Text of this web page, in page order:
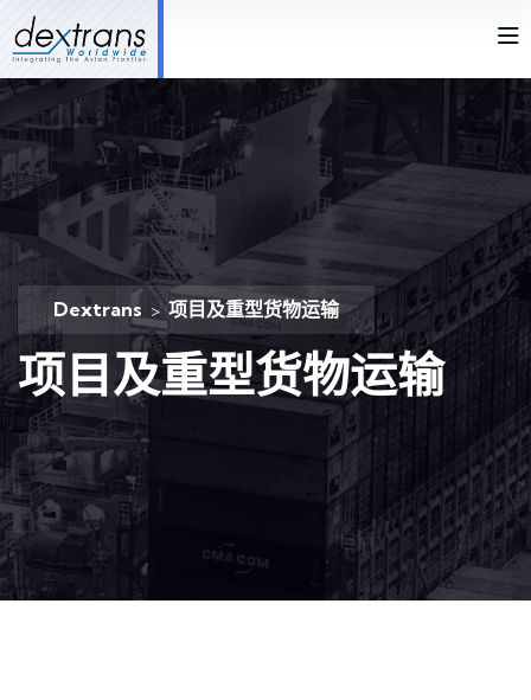
Dextrans > 项目及重型货物运输
项目及重型货物运输